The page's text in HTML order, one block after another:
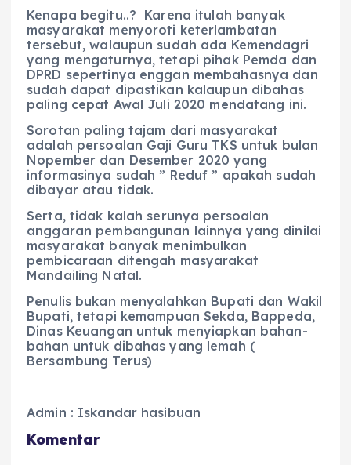
Kenapa begitu..? Karena itulah banyak
masyarakat menyoroti keterlambatan
tersebut, walaupun sudah ada Kemendagri
yang mengaturnya, tetapi pihak Pemda dan
DPRD sepertinya enggan membahasnya dan
sudah dapat dipastikan kalaupun dibahas
paling cepat Awal Juli 2020 mendatang ini.
Sorotan paling tajam dari masyarakat
adalah persoalan Gaji Guru TKS untuk bulan
Nopember dan Desember 2020 yang
informasinya sudah ” Reduf ” apakah sudah
dibayar atau tidak.
Serta, tidak kalah serunya persoalan
anggaran pembangunan lainnya yang dinilai
masyarakat banyak menimbulkan
pembicaraan ditengah masyarakat
Mandailing Natal.
Penulis bukan menyalahkan Bupati dan Wakil
Bupati, tetapi kemampuan Sekda, Bappeda,
Dinas Keuangan untuk menyiapkan bahan-
bahan untuk dibahas yang lemah (
Bersambung Terus)
Admin : Iskandar hasibuan
Komentar